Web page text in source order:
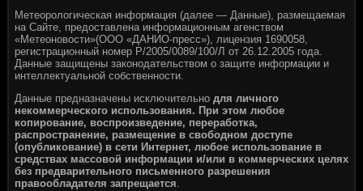
Метеорологическая информация (далее — Данные), размещаемая
на Сайте, предоставлена информационным агенством
«Метеоновости»(ООО «ДАНИО-пресс»), лицензия 1690058,
регистрационный номер Р/2005/0089/100/Л от 26.12.2005 года.
Данные защищены законодательством о защите информации и
интеллектуальной собственности.
Данные предназначены исключительно для личного
некоммерческого использования. При этом любое
копирование, воспроизведение, переработка,
распространение, размещение в свободном доступе
(опубликование) в сети Интернет, любое использование в
средствах массовой информации и/или в коммерческих целях
без предварительного письменного разрешения
правообладателя запрещается.